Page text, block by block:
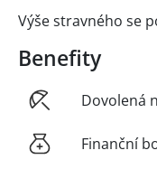
Výše stravného se
Benefity
Dovolená
Finanční